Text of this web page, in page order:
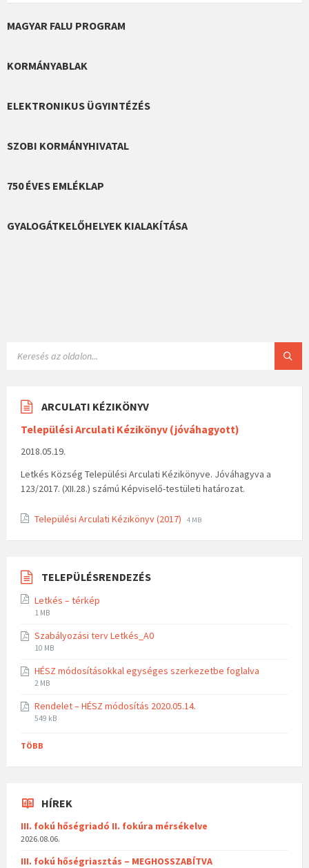
MAGYAR FALU PROGRAM
KORMÁNYABLAK
ELEKTRONIKUS ÜGYINTÉZÉS
SZOBI KORMÁNYHIVATAL
750 ÉVES EMLÉKLAP
GYALOGÁTKELŐHELYEK KIALAKÍTÁSA
ARCULATI KÉZIKÖNYV
Települési Arculati Kézikönyv (jóváhagyott)
2018.05.19.
Letkés Község Települési Arculati Kézikönyve. Jóváhagyva a
123/2017. (XII.28.) számú Képviselő-testületi határozat.
Települési Arculati Kézikönyv (2017) 4 MB
TELEPÜLÉSRENDEZÉS
Letkés – térkép
1 MB
Szabályozási terv Letkés_A0
10 MB
HÉSZ módosításokkal egységes szerkezetbe foglalva
2 MB
Rendelet – HÉSZ módosítás 2020.05.14.
549 kB
TÖBB
HÍREK
III. fokú hőségriadó II. fokúra mérsékelve
2026.08.06.
III. fokú hőségriasztás – MEGHOSSZABÍTVA